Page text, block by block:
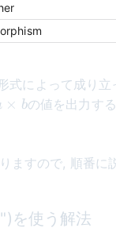
式によって成り立
× bの値を出力す
ますので, 順番に
を使う解法